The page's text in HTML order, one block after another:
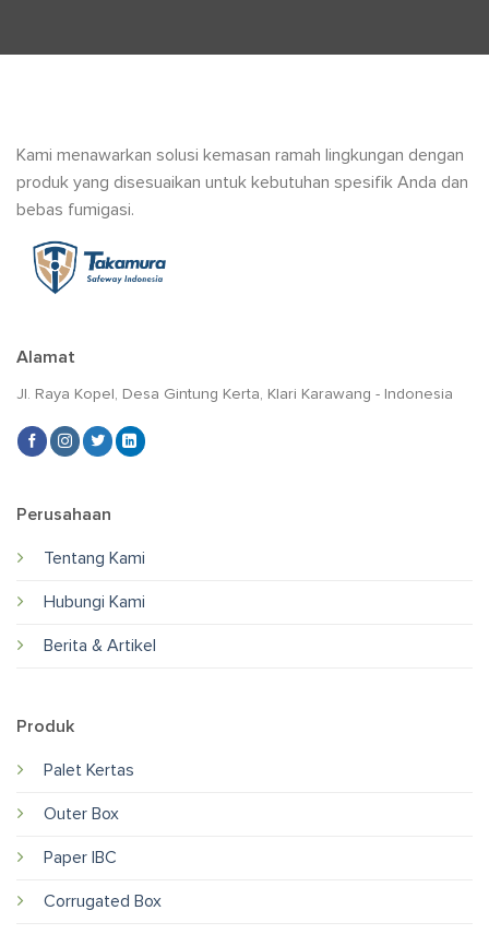
Kami menawarkan solusi kemasan ramah lingkungan dengan
produk yang disesuaikan untuk kebutuhan spesifik Anda dan
bebas fumigasi.
Perusahaan
Tentang Kami
Hubungi Kami
Berita & Artikel
Produk
Palet Kertas
Outer Box
Paper IBC
Corrugated Box
Alamat
Jl. Raya Kopel, Desa Gintung Kerta, Klari Karawang - Indonesia